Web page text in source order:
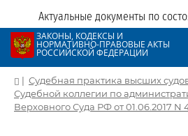
Актуальные документы по
ЗАКОНЫ, КОДЕКСЫ И
НОРМАТИВНО-ПРАВОВЫЕ АКТЫ
РОССИЙСКОЙ ФЕДЕРАЦИИ
| Судебная практика высших
Судебной коллегии по
Верховного Суда РФ от 01.06.2017 N